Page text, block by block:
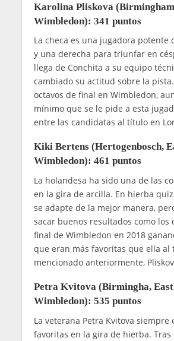
Karolina Pliskova
Wimbledon): 341 puntos
La checa es una jugadora potente
y una derecha para triunfar en
llega de Conchita a su equipo
cambiado su actitud sobre la
octavos de final en Wimbledon,
mínimo que se le pide a esta
entre las candidatas al título en
Kiki Bertens (Hertogenbosch,
Wimbledon): 461 puntos
La holandesa ha sido una de las
en la gira de arcilla. En hierba
se adapte de la mejor manera,
sacar buenos resultados como los
final de Wimbledon en 2018
que eran más favoritas que ella al
mencionado anteriormente,
Petra Kvitova (Birmingha,
Wimbledon): 535 puntos
La veterana Petra Kvitova siempre
favoritas en la gira de hierba. Tras